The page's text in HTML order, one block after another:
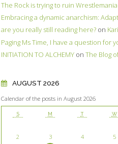
The Rock is trying to ruin Wrestlemania
Embracing a dynamic anarchism:
are you really still reading here? on
Paging Ms Time, I have a question for
INITIATION TO ALCHEMY on The Blog
AUGUST 2026
Calendar of the posts in August 2026
S M T W
2
3 4 5